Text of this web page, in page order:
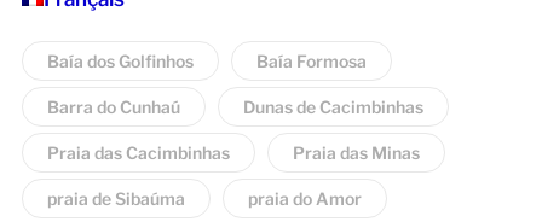
Baía dos Golfinhos Baía Formosa
Barra do Cunhaú Dunas de Cacimbinhas
Praia das Cacimbinhas Praia das Minas
praia de Sibaúma praia do Amor